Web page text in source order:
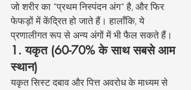
जो शरीर का "प्रथम निस्पंदन अंग" है, और फिर
फेफड़ों में केंद्रित हो जाते हैं। हालाँकि, ये
प्रणालीगत रूप से अन्य अंगों में भी फैल सकते हैं।
1. यकृत (60-70% के साथ सबसे आम
स्थान)
यकृत सिस्ट दबाव और पित्त अवरोध के माध्यम से